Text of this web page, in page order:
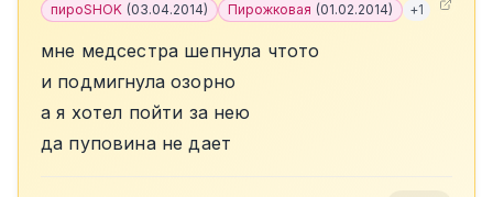
пироSHOK (03.04.2014) Пирожковая (01.02.2014) +1
мне медсестра шепнула чтото
и подмигнула озорно
а я хотел пойти за нею
да пуповина не дает